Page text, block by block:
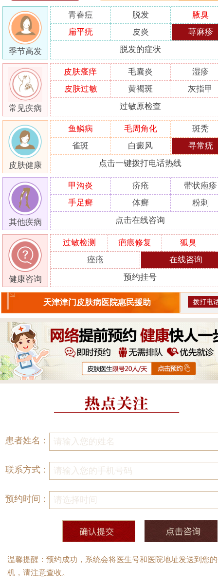
季节高发
青春痘 脱发
腋臭
扁平疣
皮炎 荨麻疹
脱发的症状
常见疾病
皮肤瘙痒 毛囊炎
湿疹
皮肤过敏
黄褐斑 灰指甲
过敏原检查
皮肤健康
鱼鳞病 毛周角化
斑秃
雀斑
白癜风 寻常疣
点击一键拨打电话热线
其他疾病
甲沟炎 疥疮
带状疱疹
手足癣
体癣 粉刺
点击在线咨询
健康咨询
过敏检测 疤痕修复
狐臭
痤疮
在线咨询
预约挂号
天津津门皮肤病医院惠民援助 拨打电
患者姓名：
联系方式：
预约时间：
温馨提醒：预约成功，系统会将医生号和医院地址发送到您
机，请注意查收。